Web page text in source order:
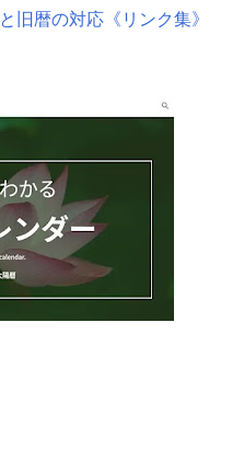
旧暦の対応《リンク集》